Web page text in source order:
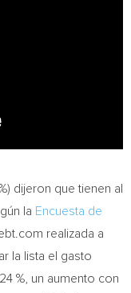
dijeron que tienen al
la Encuesta de
realizada a
la lista el gasto
%, un aumento con